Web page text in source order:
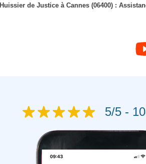
Huissier de Justice à Cannes (06400) :
5/5 -